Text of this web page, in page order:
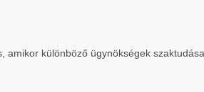
amikor különböző ügynökségek